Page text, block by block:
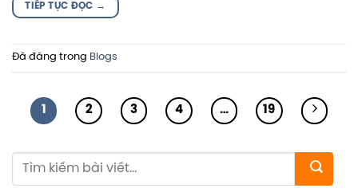
TIẾP TỤC ĐỌC →
Đã đăng trong Blogs
1 2 3 4 … 19